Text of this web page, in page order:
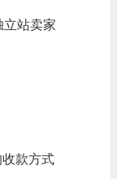
立站卖家
款方式